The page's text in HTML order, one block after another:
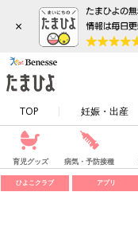
×
TOP 妊娠・出産
育児グッズ 病気・予防接種
ひよこクラブ アプリ